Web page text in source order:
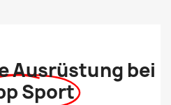
Ausrüstung bei
Sport